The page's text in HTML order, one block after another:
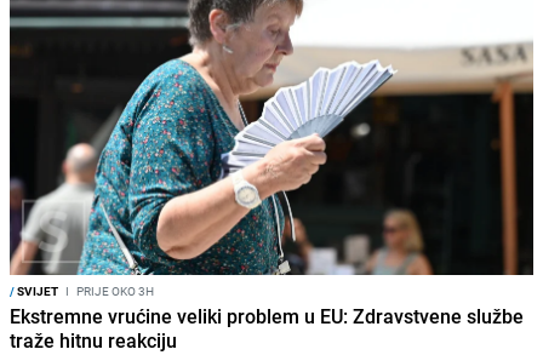
/SVIJET I PRIJE OKO 3H
Ekstremne vrućine veliki problem u EU: Zdravstvene službe
traže hitnu reakciju